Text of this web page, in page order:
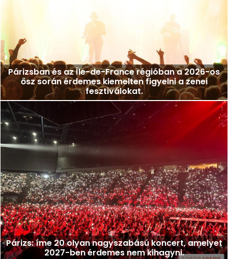
Párizsban és az Île-de-France régióban a 2026-os
ősz során érdemes kiemelten figyelni a zenei
fesztiválokat.
Párizs: íme 20 olyan nagyszabású koncert, amelyet
2027-ben érdemes nem kihagyni.